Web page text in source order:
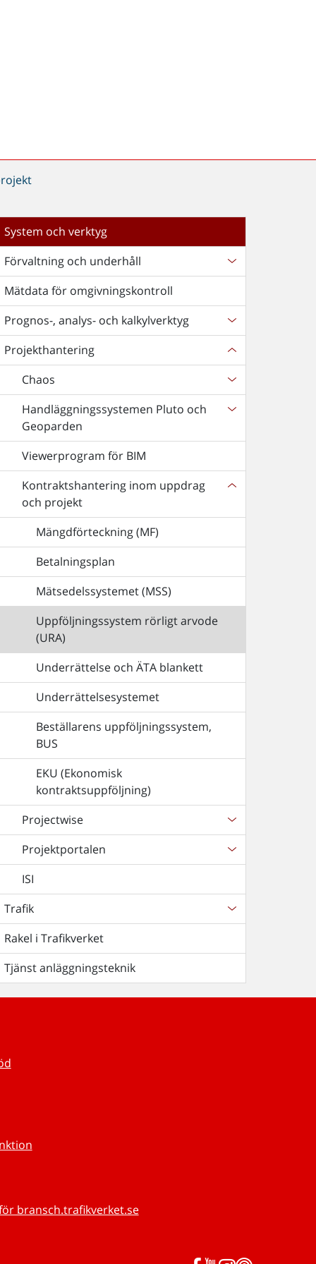
System och verktyg
Förvaltning och underhåll
Mätdata för omgivningskontroll
Prognos-, analys- och kalkylverktyg
Projekthantering
Chaos
Handläggningssystemen Pluto och
Geoparden
Viewerprogram för BIM
Kontraktshantering inom uppdrag
och projekt
Mängdförteckning (MF)
Betalningsplan
Mätsedelssystemet (MSS)
Uppföljningssystem rörligt arvode
(URA)
Underrättelse och ÄTA blankett
Underrättelsesystemet
Beställarens uppföljningssystem,
BUS
EKU (Ekonomisk
kontraktsuppföljning)
Projectwise
Projektportalen
ISI
Trafik
Rakel i Trafikverket
Tjänst anläggningsteknik
bransch.trafikverket.se